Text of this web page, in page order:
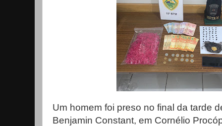
Um homem foi preso no final da tarde
Benjamin Constant, em Cornélio